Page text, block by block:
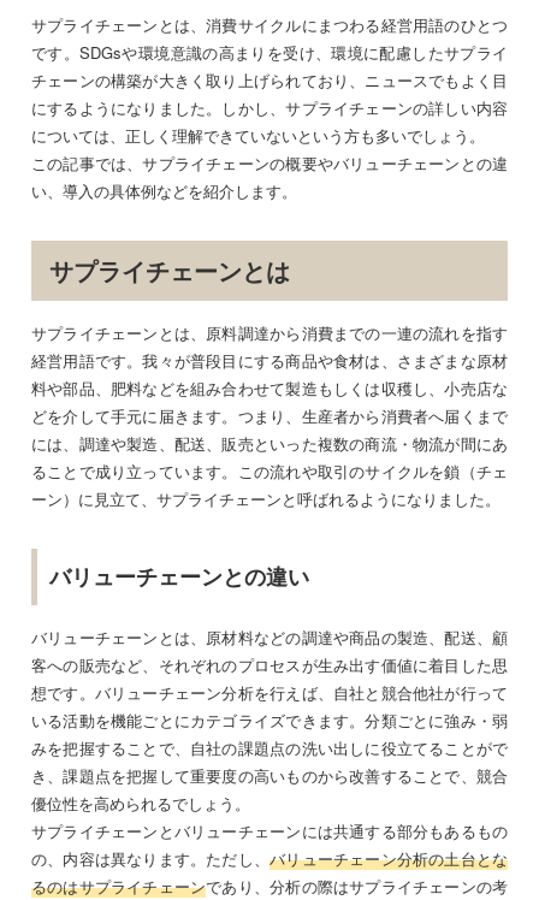
サプライチェーンとは、消費サイクルにまつわる経営用語のひとつ
です。SDGsや環境意識の高まりを受け、環境に配慮したサプライ
チェーンの構築が大きく取り上げられており、ニュースでもよく目
にするようになりました。しかし、サプライチェーンの詳しい内容
については、正しく理解できていないという方も多いでしょう。
この記事では、サプライチェーンの概要やバリューチェーンとの違
い、導入の具体例などを紹介します。
サプライチェーンとは
サプライチェーンとは、原料調達から消費までの一連の流れを指す
経営用語です。我々が普段目にする商品や食材は、さまざまな原材
料や部品、肥料などを組み合わせて製造もしくは収穫し、小売店な
どを介して手元に届きます。つまり、生産者から消費者へ届くまで
には、調達や製造、配送、販売といった複数の商流・物流が間にあ
ることで成り立っています。この流れや取引のサイクルを鎖（チェ
ーン）に見立て、サプライチェーンと呼ばれるようになりました。
バリューチェーンとの違い
バリューチェーンとは、原材料などの調達や商品の製造、配送、顧
客への販売など、それぞれのプロセスが生み出す価値に着目した思
想です。バリューチェーン分析を行えば、自社と競合他社が行って
いる活動を機能ごとにカテゴライズできます。分類ごとに強み・弱
みを把握することで、自社の課題点の洗い出しに役立てることがで
き、課題点を把握して重要度の高いものから改善することで、競合
優位性を高められるでしょう。
サプライチェーンとバリューチェーンには共通する部分もあるもの
の、内容は異なります。ただし、バリューチェーン分析の土台とな
るのはサプライチェーンであり、分析の際はサプライチェーンの考